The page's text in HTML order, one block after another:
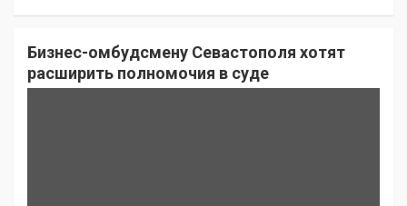
Бизнес-омбудсмену Севастополя хотят
расширить полномочия в суде